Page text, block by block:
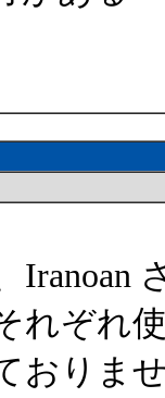
Iranoan
れぞれ
おりま